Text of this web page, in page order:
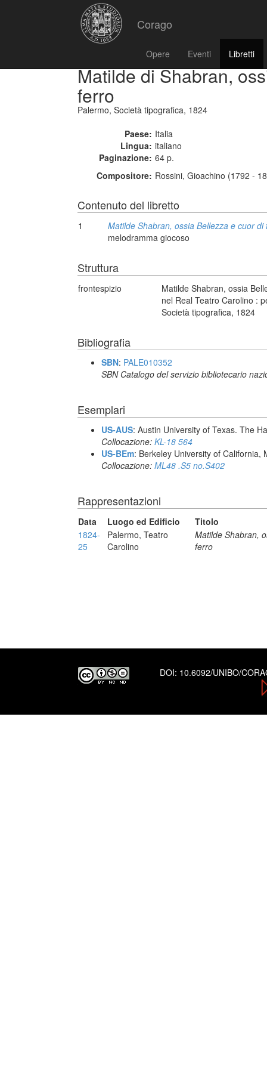
Corago
Opere Eventi Libretti
Matilde di Shabran,
ferro
Palermo, Società tipografica, 1824
Paese: Italia
Lingua: italiano
Paginazione: 64 p.
Compositore: Rossini, Gioachino (1792 -
Contenuto del libretto
1
Matilde Shabran, ossia Bellezza e cuor di
melodramma giocoso
Struttura
frontespizio
Matilde Shabran, ossia
nel Real Teatro Carolino :
Società tipografica, 1824
Bibliografia
SBN: PALE010352
SBN Catalogo del servizio bibliotecario
Esemplari
US-AUS: Austin University of Texas. The
Collocazione: KL-18 564
US-BEm: Berkeley University of California,
Collocazione: ML48 .S5 no.S402
Rappresentazioni
Data Luogo ed Edificio
Titolo
1824-
25
Palermo, Teatro
Carolino
Matilde Shabran,
ferro
DOI: 10.6092/UNIBO/